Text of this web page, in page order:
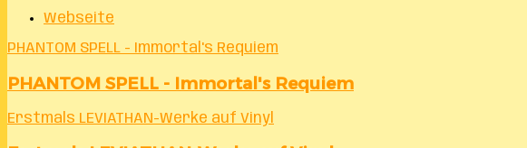
Webseite
PHANTOM SPELL - Immortal's Requiem
PHANTOM SPELL - Immortal's Requiem
Erstmals LEVIATHAN-Werke auf Vinyl